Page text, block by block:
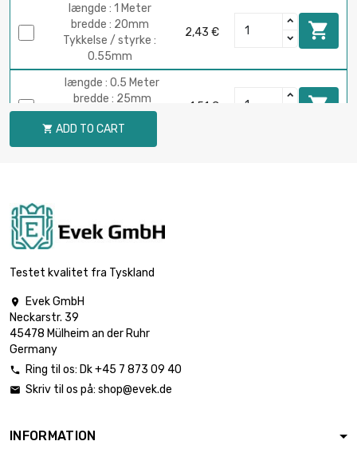
længde : 1 Meter
bredde : 20mm
Tykkelse / styrke :
0.55mm
2,43 € 
længde : 0.5 Meter
bredde : 25mm
Tykkelse / styrke :
0.55mm
1,51 € 
længde : 0.5 Meter
0.55mm
længde : 1 Meter
bredde : 25mm
Tykkelse / styrke :
bredde : 25mm
0.55mm
 ADD TO CART
Testet kvalitet fra Tyskland

Evek GmbH
Neckarstr. 39
45478 Mülheim an der Ruhr
Germany
 Ring til os: Dk +45 7 873 09 40
 Skriv til os på: shop@evek.de
INFORMATION